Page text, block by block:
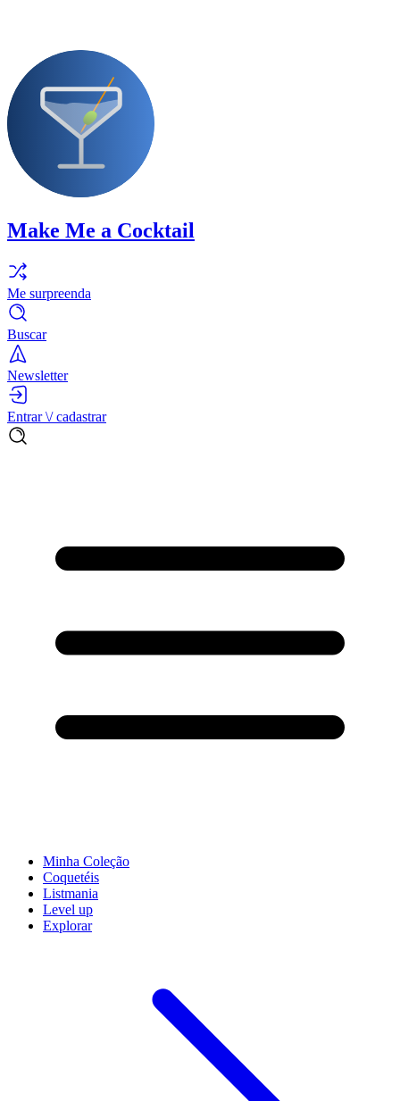
Make Me a Cocktail
Me surpreenda
Buscar
Newsletter
Entrar \/ cadastrar
Minha Coleção
Coquetéis
Listmania
Level up
Explorar